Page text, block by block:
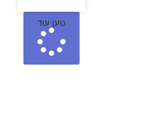
טען עוד